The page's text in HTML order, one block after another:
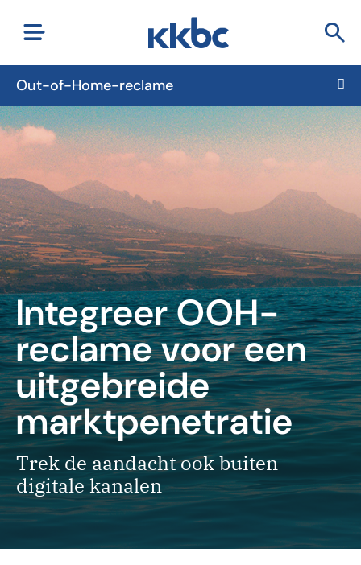
Out-of-Home-reclame
Integreer OOH-
reclame voor een
uitgebreide
marktpenetratie
Trek de aandacht ook buiten
digitale kanalen